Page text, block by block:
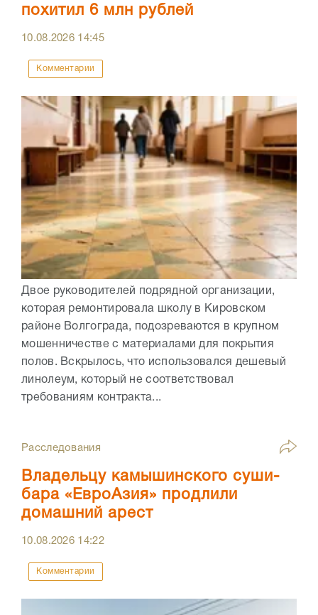
похитил 6 млн рублей
10.08.2026 14:45
Комментарии
Двое руководителей подрядной организации,
которая ремонтировала школу в Кировском
районе Волгограда, подозреваются в крупном
мошенничестве с материалами для покрытия
полов. Вскрылось, что использовался дешевый
линолеум, который не соответствовал
требованиям контракта...
Расследования
Владельцу камышинского суши-
бара «ЕвроАзия» продлили
домашний арест
10.08.2026 14:22
Комментарии